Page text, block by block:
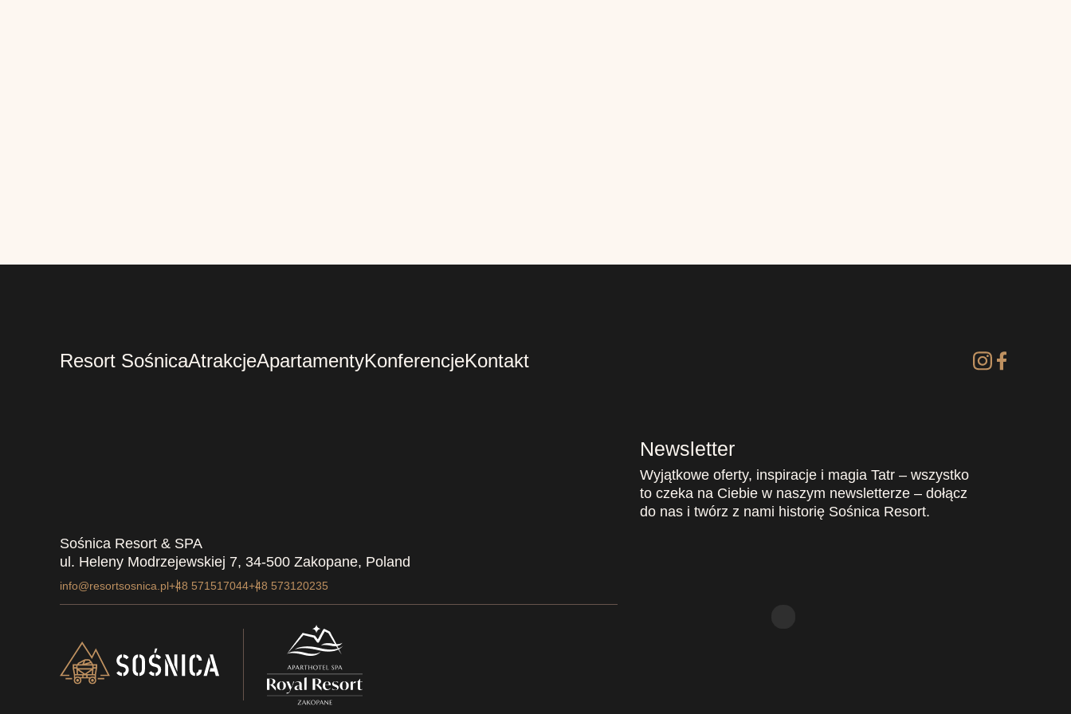
Resort SośnicaAtrakcjeApartamentyKonferencjeKontakt
Sośnica Resort & SPA
ul. Heleny Modrzejewskiej 7, 34-500 Zakopane, Poland
info@resortsosnica.pl+48 571517044+48 573120235
Newsletter
Wyjątkowe oferty, inspiracje i magia Tatr – wszystko
to czeka na Ciebie w naszym newsletterze – dołącz
do nas i twórz z nami historię Sośnica Resort.